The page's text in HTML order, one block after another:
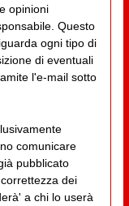
opinioni
Questo
ogni tipo di
di eventuali
l'e-mail sotto
comunicare
pubblicato
dei
a chi lo userà